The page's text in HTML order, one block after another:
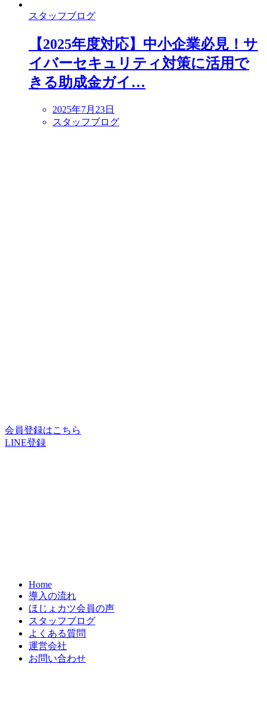
スタッフブログ
【2025年度対応】中小企業必見！サ
イバーセキュリティ対策に活用で
きる助成金ガイ…
2025年7月23日
スタッフブログ
会員登録はこちら
LINE登録
Home
導入の流れ
ほじょカツ会員の声
スタッフブログ
よくある質問
運営会社
お問い合わせ